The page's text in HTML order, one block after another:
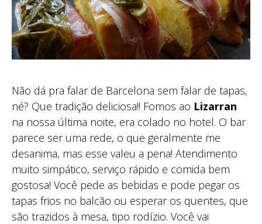
Não dá pra falar de Barcelona sem falar de tapas,
né? Que tradição deliciosa!! Fomos ao Lizarran
na nossa última noite, era colado no hotel. O bar
parece ser uma rede, o que geralmente me
desanima, mas esse valeu a pena! Atendimento
muito simpático, serviço rápido e comida bem
gostosa! Você pede as bebidas e pode pegar os
tapas frios no balcão ou esperar os quentes, que
são trazidos à mesa, tipo rodízio. Você vai